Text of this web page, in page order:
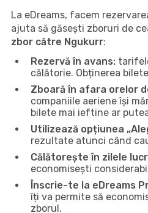
La eDreams, facem
ajuta să găsești zboruri de
zbor către Ngukurr:
Rezervă în avans:
călătorie. Obținerea
Zboară în afara orelor
companiile aeriene își
bilete mai ieftine ar
Utilizează opțiunea
rezultate atunci când
Călătorește în zilele
economisești
Înscrie-te la eDreams
îți va permite să
zborul.